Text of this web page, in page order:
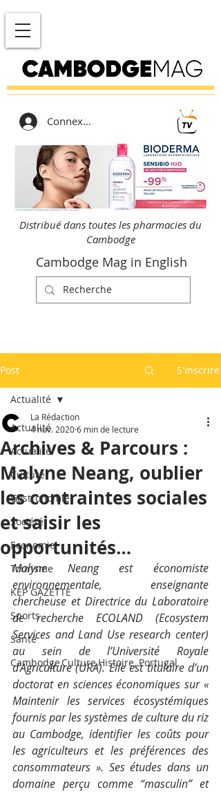
Connexion
Distribué dans toutes les pharmacies du
Cambodge
Cambodge Mag in English
Post S'inscrire
Actualité
Actualité
Culture
Gastronomie
Société
Economie
Tourisme
KEP GAZETTE
Sports
Santé
Cambodge,Culture,Histoire, Portugal
Actualité
Archives & Parcours :
Malyne Neang, oublier
les contraintes sociales
et saisir les
opportunités…
La Rédaction
4 nov. 20206 min de lecture
Malyne Neang est économiste
environnementale, enseignante
chercheuse et Directrice du Laboratoire
de recherche ECOLAND (Ecosystem
Services and Land Use research center)
au sein de l’Université Royale
d’Agriculture (URA). Elle est titulaire d’un
doctorat en sciences économiques sur «
Maintenir les services écosystémiques
fournis par les systèmes de culture du riz
au Cambodge, identifier les coûts pour
les agriculteurs et les préférences des
consommateurs ». Ses études dans un
domaine perçu comme “masculin” et